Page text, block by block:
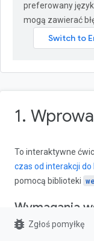
preferowany
mogą zawierać
1.
To interaktywne
czas od interakcji
pomocą biblioteki
Wymagania
Znajomość
bug_report Zgłoś pomyłkę